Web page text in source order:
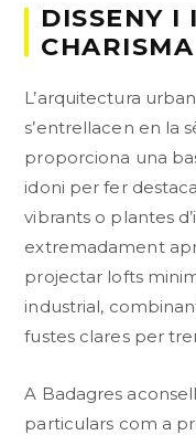
DISSENY I
CHARISMA
L’arquitectura
s’entrellacen en la
proporciona una
idoni per fer
vibrants o plantes
extremadament
projectar lofts
industrial,
fustes clares per
A Badagres
particulars com a